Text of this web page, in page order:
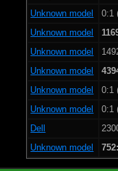
Unknown model
0:1
Unknown model
Unknown model
Unknown model
Unknown model
0:1
Unknown model
0:1
Dell
Unknown model